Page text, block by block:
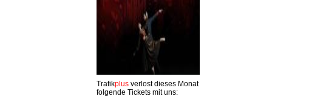
Trafikplusverlost dieses Monat
folgende Tickets mit uns: